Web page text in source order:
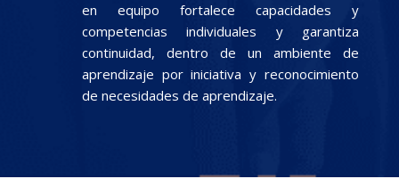
en equipo fortalece capacidades y
competencias individuales y garantiza
continuidad, dentro de un ambiente de
aprendizaje por iniciativa y reconocimiento
de necesidades de aprendizaje.